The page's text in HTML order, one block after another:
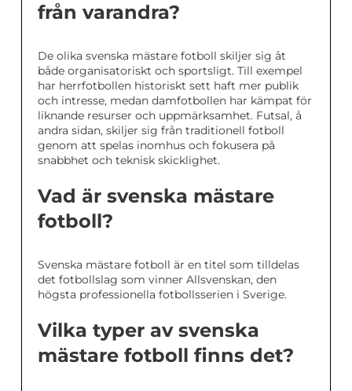
från varandra?
De olika svenska mästare fotboll skiljer sig åt
både organisatoriskt och sportsligt. Till exempel
har herrfotbollen historiskt sett haft mer publik
och intresse, medan damfotbollen har kämpat för
liknande resurser och uppmärksamhet. Futsal, å
andra sidan, skiljer sig från traditionell fotboll
genom att spelas inomhus och fokusera på
snabbhet och teknisk skicklighet.
Vad är svenska mästare
fotboll?
Svenska mästare fotboll är en titel som tilldelas
det fotbollslag som vinner Allsvenskan, den
högsta professionella fotbollsserien i Sverige.
Vilka typer av svenska
mästare fotboll finns det?